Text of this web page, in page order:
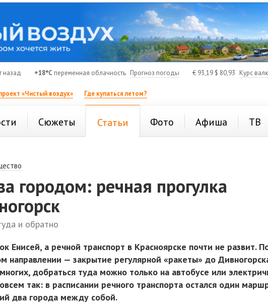
назад +18°C переменная облачность Прогноз погоды € 93,19 $ 80,93 Курс
«Чистый воздух» Где купаться летом?
Сюжеты Статьи Фото Афиша ТВ
городом: речная прогулка
и обратно
Енисей, а речной транспорт в Красноярске почти не развит.
направлении — закрытие регулярной «ракеты» до
добраться туда можно только на автобусе или
так: в расписании речного транспорта остался один
два города между собой.